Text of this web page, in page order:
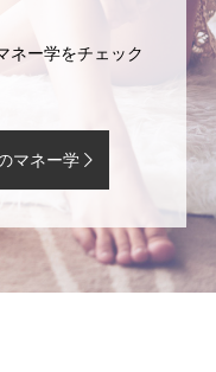
ネー学をチェック
マネー学